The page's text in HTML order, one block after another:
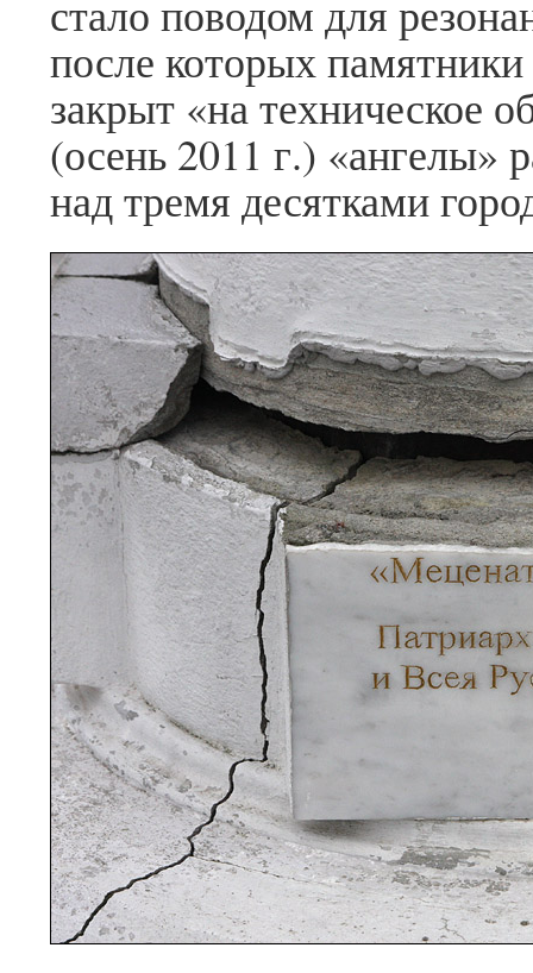
стало поводом для
после которых
закрыт «на техническое
(осень 2011 г.) «ангелы»
над тремя десятками